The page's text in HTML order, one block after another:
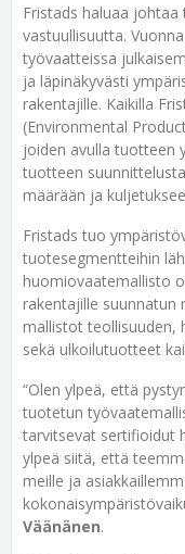
Fristads haluaa
vastuullisuutta.
työvaatteissa
ja läpinäkyvästi
rakentajille. Kaikilla
(Environmental
joiden avulla tuotteen
tuotteen
määrään ja
Fristads tuo
tuotesegmentteihin
huomiovaatemallisto
rakentajille suunnatun
mallistot teollisuuden,
sekä ulkoilutuotteet
“Olen ylpeä, että
tuotetun
tarvitsevat sertifioidut
ylpeä siitä, että
meille ja
Väänänen.